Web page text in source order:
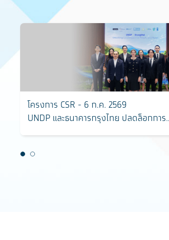
โครงการ CSR - 6 ก.ค. 2569
UNDP และธนาคารกรุงไทย ปลดล็อกการ
ชุมชน